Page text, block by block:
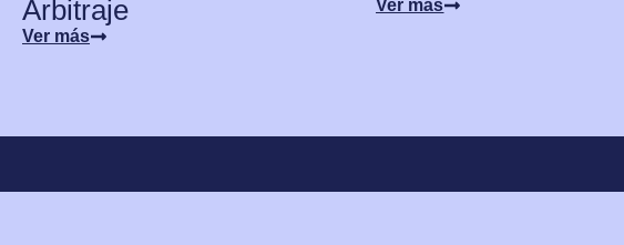
Arbitraje
Ver más
Ver más